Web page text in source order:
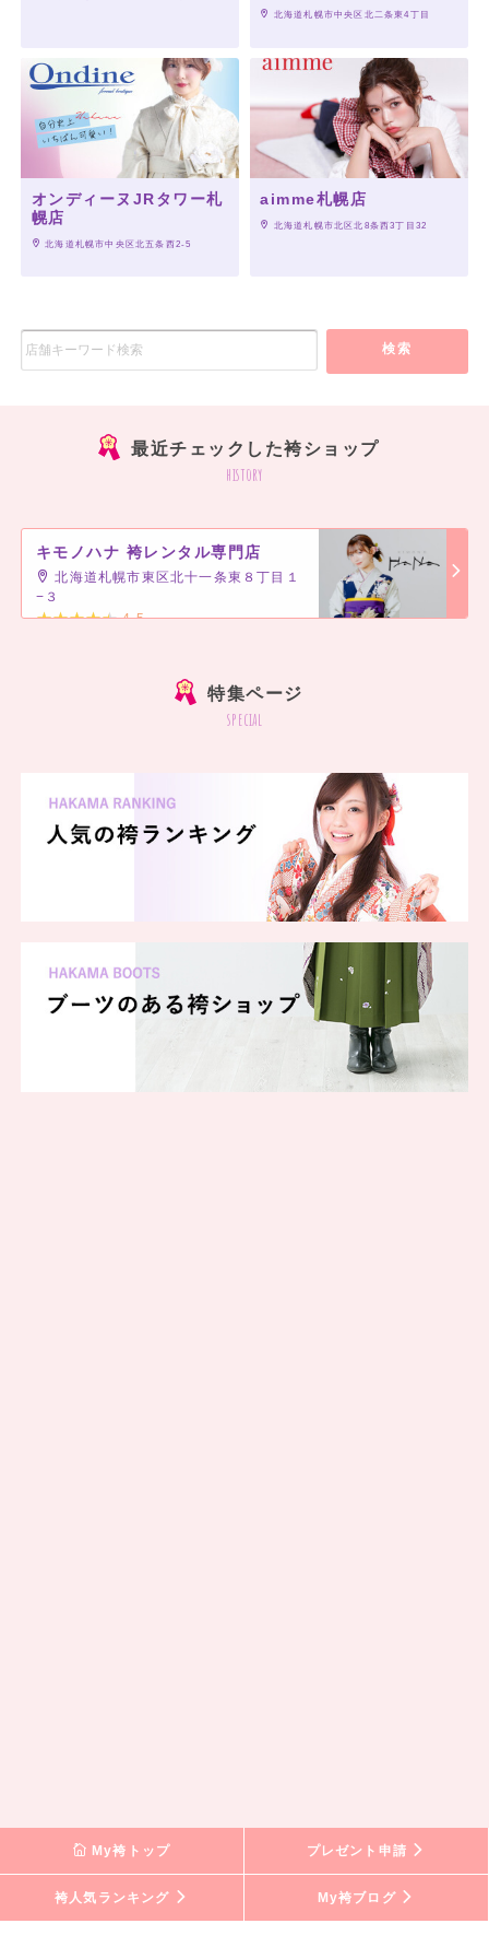
北海道札幌市中央区北二条東4丁目
オンディーヌJRタワー札
幌店
北海道札幌市中央区北五条西2-5
aimme札幌店
北海道札幌市北区北8条西3丁目32
検索
最近チェックした袴ショップ
history
キモノハナ 袴レンタル専門店
北海道札幌市東区北十一条東８丁目１
−３
4.5
特集ページ
special
My袴トップ プレゼント申請
袴人気ランキング My袴ブログ